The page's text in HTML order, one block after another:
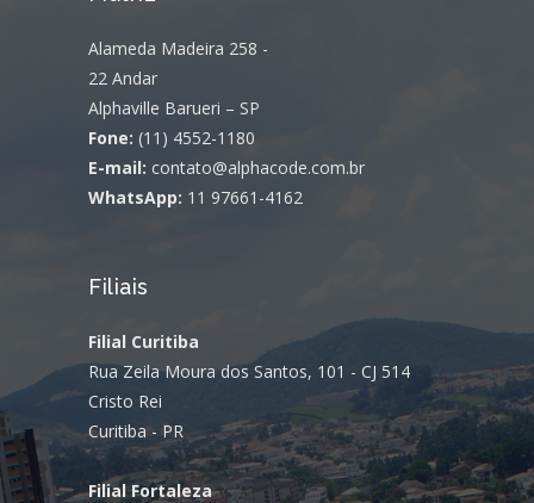
Alameda Madeira 258 -
22 Andar
Alphaville Barueri – SP
Fone: (11) 4552-1180
E-mail: contato@alphacode.com.br
WhatsApp: 11 97661-4162
Filiais
Filial Curitiba
Rua Zeila Moura dos Santos, 101 - CJ 514
Cristo Rei
Curitiba - PR
Filial Fortaleza